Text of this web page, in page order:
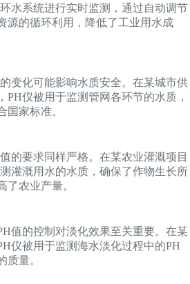
水系统进行实时监测，通过自动调节
源的循环利用，降低了工业用水成
变化可能影响水质安全。在某城市供
PH仪被用于监测管网各环节的水质，
国家标准。
的要求同样严格。在某农业灌溉项目
灌溉用水的水质，确保了作物生长所
了农业产量。
值的控制对淡化效果至关重要。在某
仪被用于监测海水淡化过程中的PH
质量。